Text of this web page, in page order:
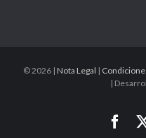
©2026 | Nota Legal |
|